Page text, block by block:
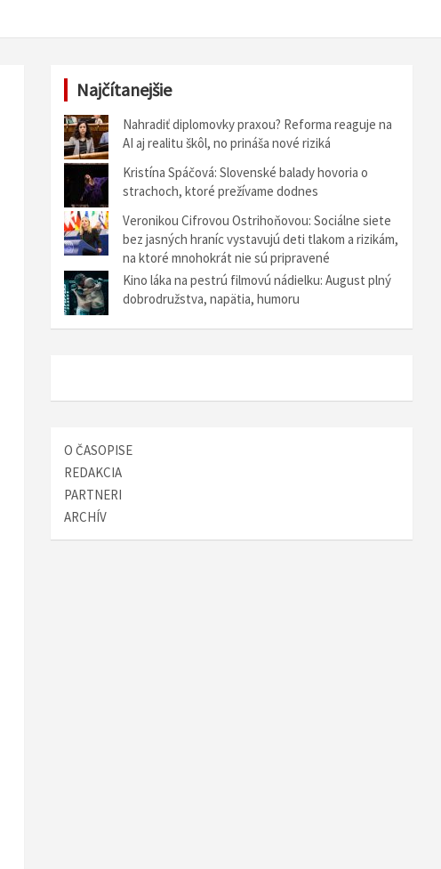
Najčítanejšie
Nahradiť diplomovky praxou? Reforma reaguje na
AI aj realitu škôl, no prináša nové riziká
Kristína Spáčová: Slovenské balady hovoria o
strachoch, ktoré prežívame dodnes
Veronikou Cifrovou Ostrihoňovou: Sociálne siete
bez jasných hraníc vystavujú deti tlakom a rizikám,
na ktoré mnohokrát nie sú pripravené
Kino láka na pestrú filmovú nádielku: August plný
dobrodružstva, napätia, humoru
O ČASOPISE
REDAKCIA
PARTNERI
ARCHÍV